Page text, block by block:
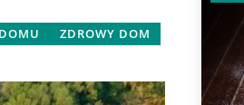
ZDROWY DOM